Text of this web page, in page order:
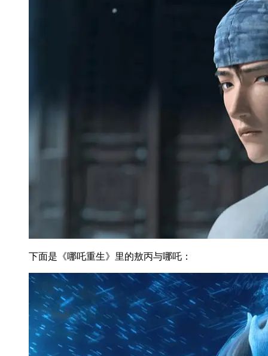
下面是《哪吒重生》里的敖丙与哪吒：